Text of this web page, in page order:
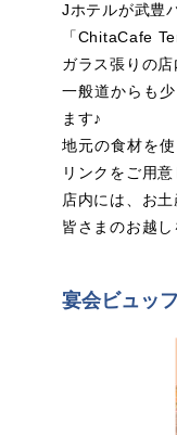
Jホテルが武豊
「ChitaCafe
ガラス張りの店
一般道からも
ます♪
地元の食材を
リンクをご用意
店内には、お
皆さまのお越し
宴会ビュッ